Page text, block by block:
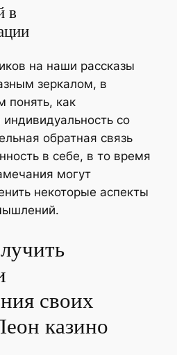
в
на наши рассказы
зеркалом, в
как
со
обратная связь
в себе, в то время
могут
некоторые аспекты
своих
казино